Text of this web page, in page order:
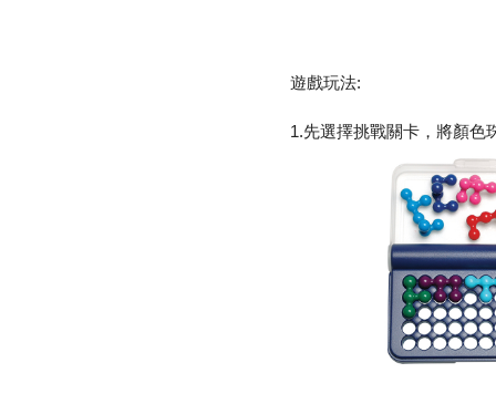
遊戲玩法:
1.先選擇挑戰關卡，將顏色